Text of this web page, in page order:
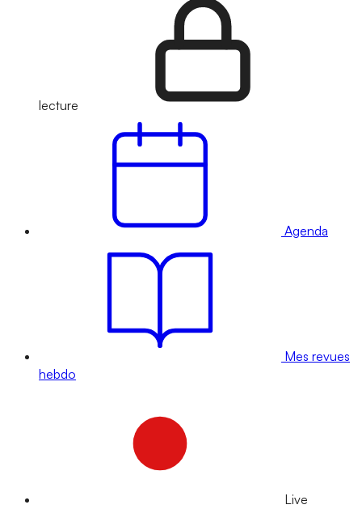
lecture
Agenda
Mes revues
hebdo
Live